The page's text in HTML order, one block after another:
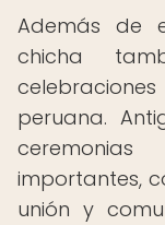
Además de
chicha
peruana.
importantes,
unión y